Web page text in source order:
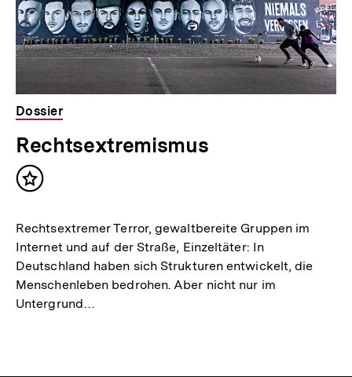
Dossier
Rechtsextremismus
Inhalt
Rechtsextremer Terror, gewaltbereite Gruppen im
Internet und auf der Straße, Einzeltäter: In
Deutschland haben sich Strukturen entwickelt, die
Menschenleben bedrohen. Aber nicht nur im
Untergrund…